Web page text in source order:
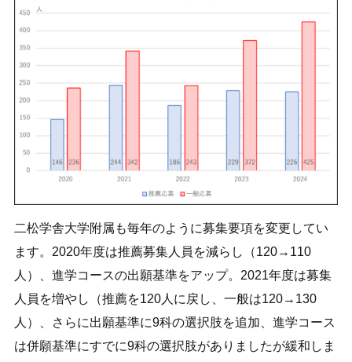
二松学舎大学附属も毎年のように募集要項を変更してい
ます。2020年度は推薦募集人員を減らし（120→110
人）、進学コースの出願基準をアップ。2021年度は募集
人員を増やし（推薦を120人に戻し、一般は120→130
人）、さらに出願基準に9科の選択肢を追加、進学コース
は併願基準にすでに9科の選択肢がありましたが緩和しま